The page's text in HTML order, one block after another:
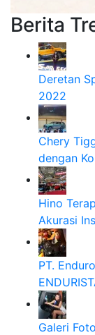
Berita
Deretan
2022
Chery
dengan
Hino
Akurasi
PT.
Galeri